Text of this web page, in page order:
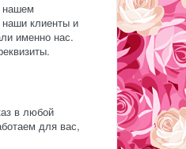
нашем
клиенты и
именно нас.
в любой
для вас,